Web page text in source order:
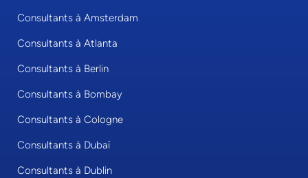
Consultants à Amsterdam
Consultants à Atlanta
Consultants à Berlin
Consultants à Bombay
Consultants à Cologne
Consultants à Dubaï
Consultants à Dublin